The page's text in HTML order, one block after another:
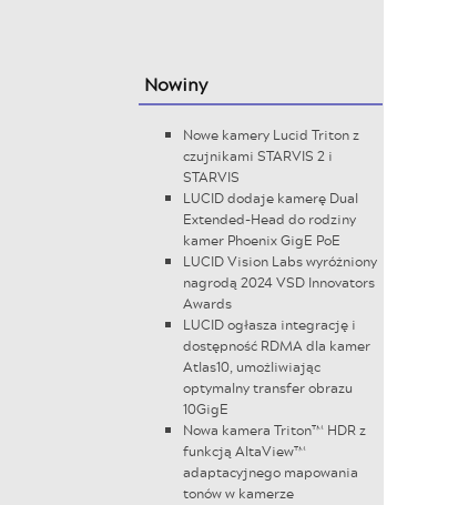
Nowiny
Nowe kamery Lucid Triton z
czujnikami STARVIS 2 i
STARVIS
LUCID dodaje kamerę Dual
Extended-Head do rodziny
kamer Phoenix GigE PoE
LUCID Vision Labs wyróżniony
nagrodą 2024 VSD Innovators
Awards
LUCID ogłasza integrację i
dostępność RDMA dla kamer
Atlas10, umożliwiając
optymalny transfer obrazu
10GigE
Nowa kamera Triton™ HDR z
funkcją AltaView™
adaptacyjnego mapowania
tonów w kamerze